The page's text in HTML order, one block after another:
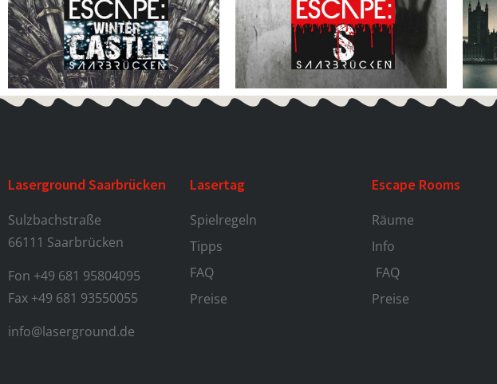
Laserground Saarbrücken
Sulzbachstraße
66111 Saarbrücken
Fon +49 681 95804095
Fax +49 681 93550055
info@laserground.de
Lasertag
Spielregeln
Tipps
FAQ
Preise
Escape Rooms
Räume
Info
FAQ
Preise